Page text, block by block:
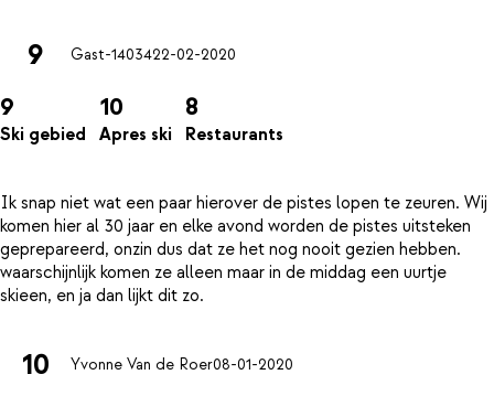
9 Gast-1403422-02-2020
9
Ski gebied
10
Apres ski
8
Restaurants
Ik snap niet wat een paar hierover de pistes lopen te zeuren. Wij
komen hier al 30 jaar en elke avond worden de pistes uitsteken
geprepareerd, onzin dus dat ze het nog nooit gezien hebben.
waarschijnlijk komen ze alleen maar in de middag een uurtje
10 Yvonne Van de Roer08-01-2020